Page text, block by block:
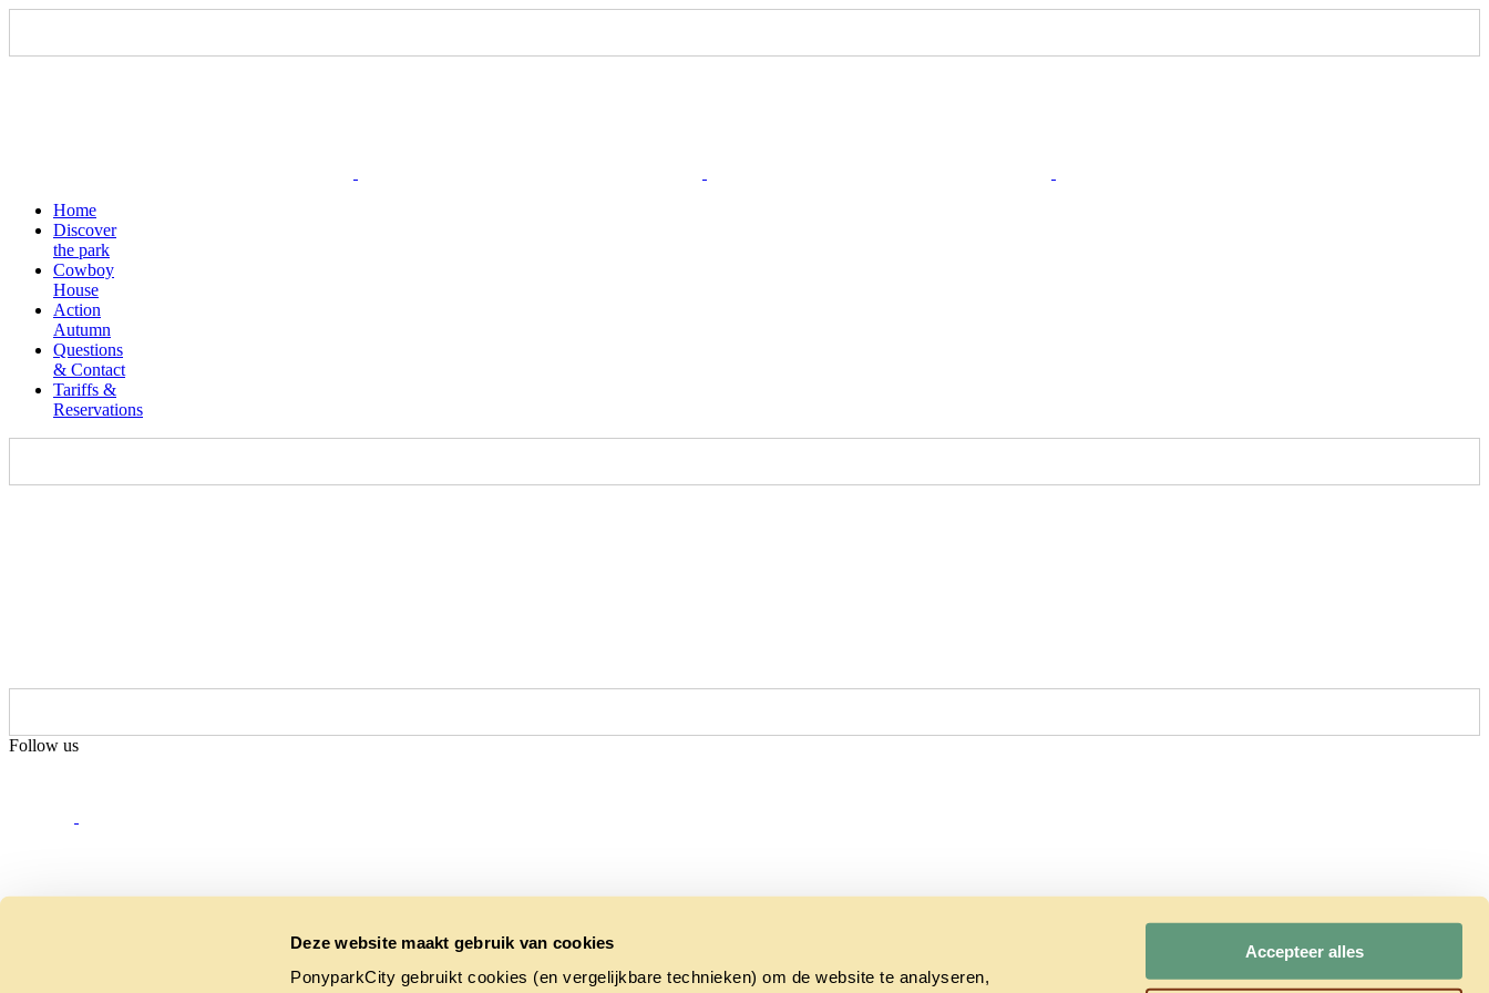
Deze website maakt gebruik van cookies
PonyparkCity gebruikt cookies (en vergelijkbare technieken) om de website te analyseren,
Accepteer alles
Home
Discover
the park
Cowboy
House
Action
Autumn
Questions
& Contact
Tariffs &
Reservations
Follow us